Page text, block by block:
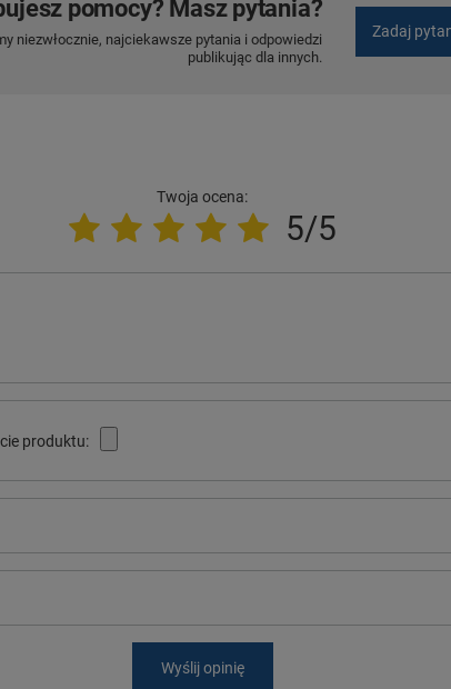
pomocy? Masz pytania?
niezwłocznie, najciekawsze pytania i odpowiedzi
publikując dla innych.
Zadaj
Twoja ocena:
5/5
produktu:
Wyślij opinię